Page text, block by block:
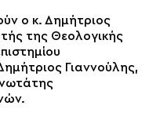
ο κ. Δημήτριος
της Θεολογικής
Γιαννούλης,